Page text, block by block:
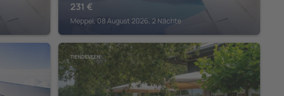
231 €
Meppel, 08 August 2026, 2 Nächte
TIENDEVEEN